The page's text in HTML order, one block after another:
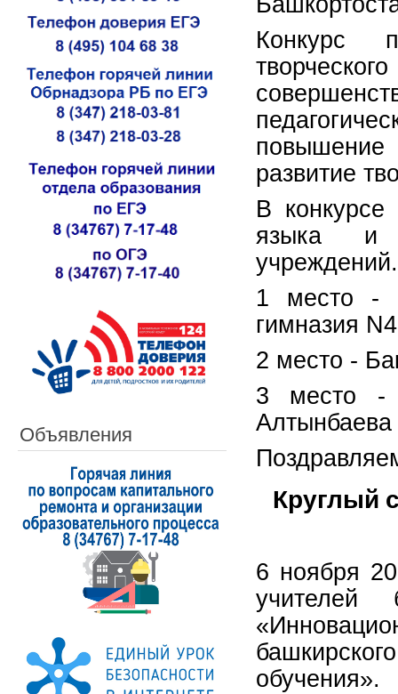
Объявления
Конкурс
развитие
В конкурсе
языка и
учреждений.
1 место -
гимназия
2 место -
3 место
Круглый
6 ноября
учителей
обучения».